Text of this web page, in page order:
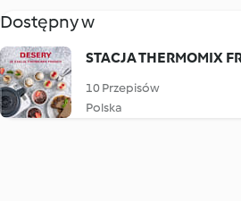
Dostępny w
STACJA THERMOMIX
10 Przepisów
Polska